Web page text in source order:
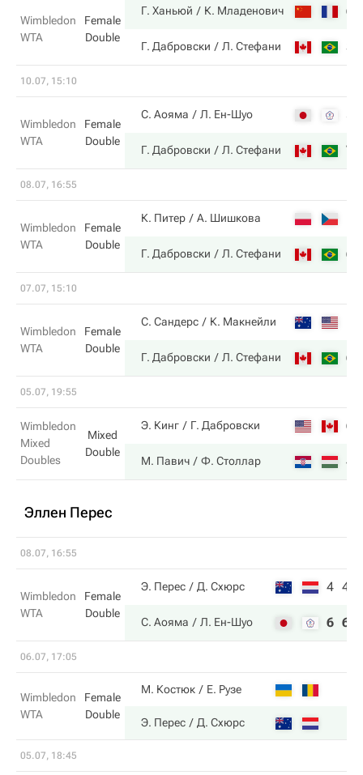
Wimbledon
WTA
Female
Double
Г. Ханьюй К. Младенович 6
Г. Дабровски Л. Стефани 3
10.07, 15:10
Wimbledon
WTA
Female
Double
С. Аояма Л. Ен-Шуо 5
Г. Дабровски Л. Стефани 7
08.07, 16:55
Wimbledon
WTA
Female
Double
К. Питер А. Шишкова
Г. Дабровски Л. Стефани 6
07.07, 15:10
Wimbledon
WTA
Female
Double
С. Сандерс К. Макнейли
Г. Дабровски Л. Стефани 6
05.07, 19:55
Wimbledon
Mixed
Doubles
Mixed
Double
Э. Кинг Г. Дабровски 6
М. Павич Ф. Столлар 4
Эллен Перес
08.07, 16:55
Wimbledon
WTA
Female
Double
Э. Перес Д. Схюрс 4 4
С. Аояма Л. Ен-Шуо 6 6
06.07, 17:05
Wimbledon
WTA
Female
Double
М. Костюк Е. Рузе
Э. Перес Д. Схюрс
05.07, 18:45